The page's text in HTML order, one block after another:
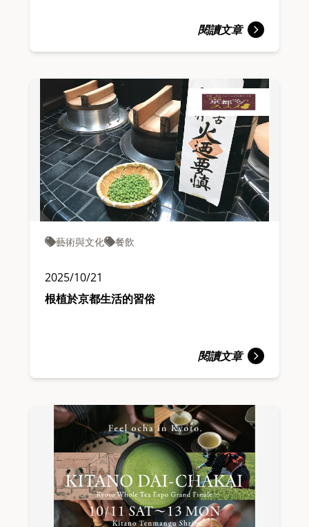
閱讀文章
藝術與文化 餐飲
2025/10/21
根植於京都生活的習俗
閱讀文章